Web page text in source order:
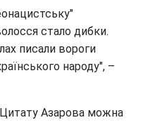
стало дибки.
писали вороги
народу", –
Цитату Азарова можна